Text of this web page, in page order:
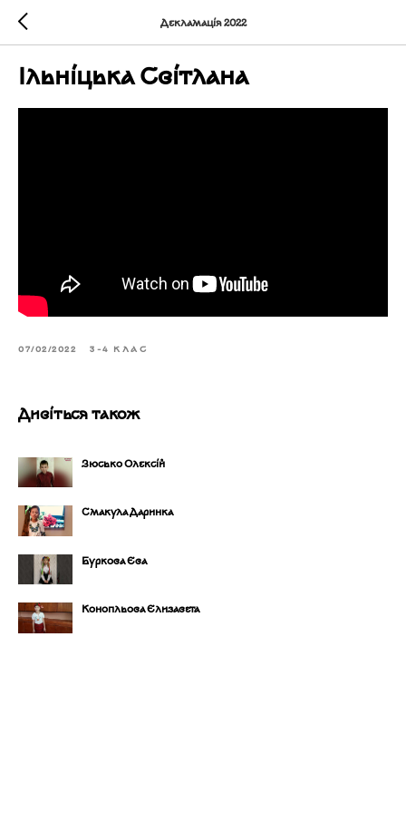
Декламація 2022
Ільніцька Світлана
07/02/2022 3-4 КЛАС
Дивіться також
Зюсько Олексій
Смакула Даринка
Буркова Єва
Конопльова Єлизавета